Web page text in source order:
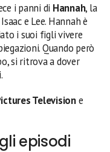
i panni di Hannah, la
e Lee. Hannah è
i suoi figli vivere
Quando però
si ritrova a dover
Televisione
episodi